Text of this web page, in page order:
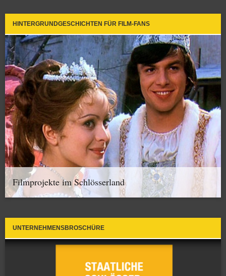
HINTERGRUNDGESCHICHTEN FÜR FILM-FANS
Filmprojekte im Schlösserland
UNTERNEHMENSBROSCHÜRE